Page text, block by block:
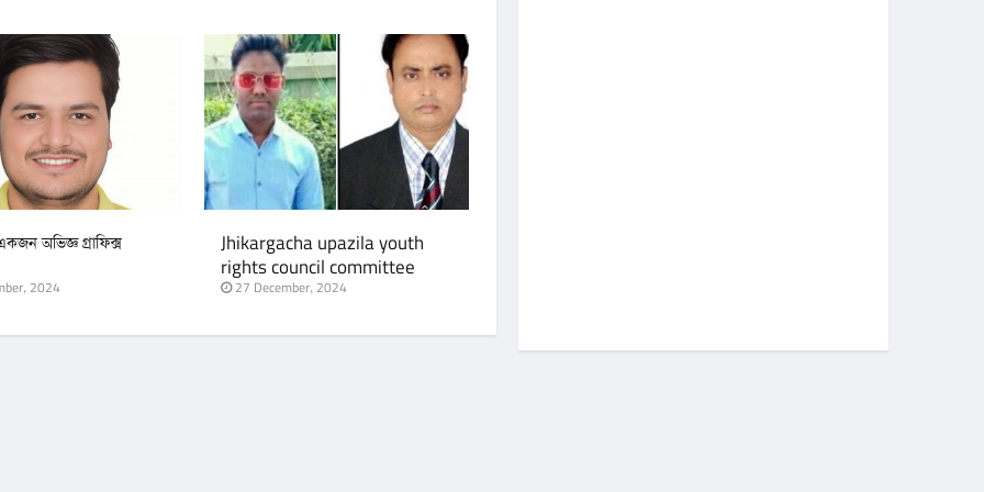
অভিজ্ঞ গ্রাফিক্স
2024
Jhikargacha upazila youth
rights council committee
announcement
27 December, 2024